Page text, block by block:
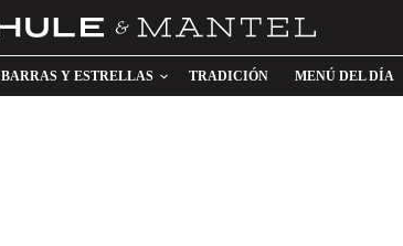
BARRAS Y ESTRELLAS TRADICIÓN MENÚ DEL DÍA